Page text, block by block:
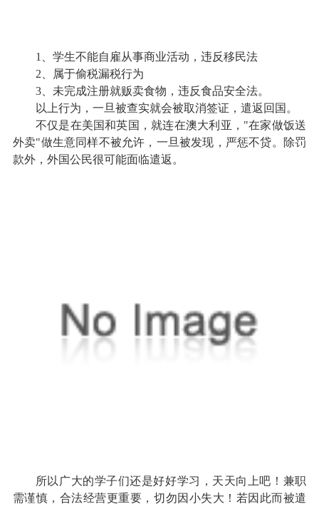
1、学生不能自雇从事商业活动，违反移民法
2、属于偷税漏税行为
3、未完成注册就贩卖食物，违反食品安全法。
以上行为，一旦被查实就会被取消签证，遣返回国。
不仅是在美国和英国，就连在澳大利亚，"在家做饭送
外卖"做生意同样不被允许，一旦被发现，严惩不贷。除罚
款外，外国公民很可能面临遣返。
所以广大的学子们还是好好学习，天天向上吧！兼职
需谨慎，合法经营更重要，切勿因小失大！若因此而被遣